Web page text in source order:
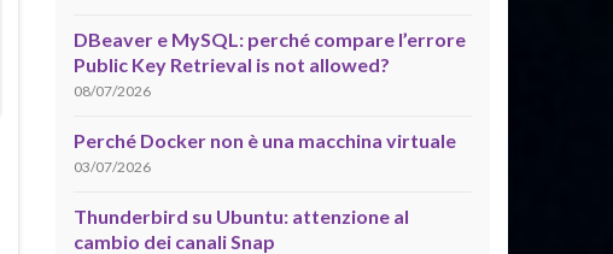
DBeaver e MySQL: perché compare l’errore
Public Key Retrieval is not allowed?
08/07/2026
Perché Docker non è una macchina virtuale
03/07/2026
Thunderbird su Ubuntu: attenzione al
cambio dei canali Snap